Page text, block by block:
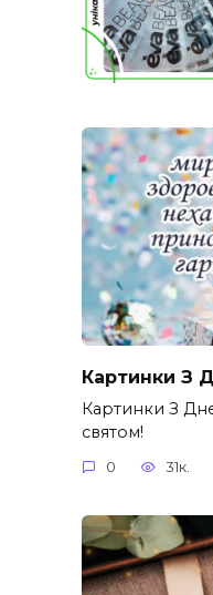
Картинки З
Картинки З
святом!
0 31к.